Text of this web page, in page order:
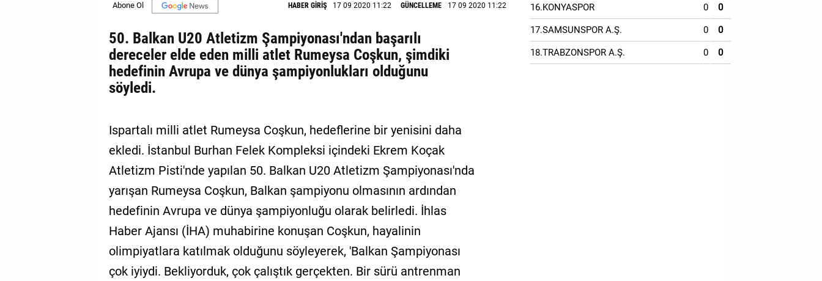
HABER GİRİŞ 17 09 2020 11:22 GÜNCELLEME 17 09 2020 11:22
50. Balkan U20 Atletizm Şampiyonası'ndan başarılı
dereceler elde eden milli atlet Rumeysa Coşkun, şimdiki
hedefinin Avrupa ve dünya şampiyonlukları olduğunu
söyledi.
Ispartalı milli atlet Rumeysa Coşkun, hedeflerine bir yenisini daha
ekledi. İstanbul Burhan Felek Kompleksi içindeki Ekrem Koçak
Atletizm Pisti'nde yapılan 50. Balkan U20 Atletizm Şampiyonası'nda
yarışan Rumeysa Coşkun, Balkan şampiyonu olmasının ardından
hedefinin Avrupa ve dünya şampiyonluğu olarak belirledi. İhlas
Haber Ajansı (İHA) muhabirine konuşan Coşkun, hayalinin
olimpiyatlara katılmak olduğunu söyleyerek, 'Balkan Şampiyonası
çok iyiydi. Bekliyorduk, çok çalıştık gerçekten. Bir sürü antrenman
16.KONYASPOR 0 0
17.SAMSUNSPOR A.Ş. 0 0
18.TRABZONSPOR A.Ş. 0 0